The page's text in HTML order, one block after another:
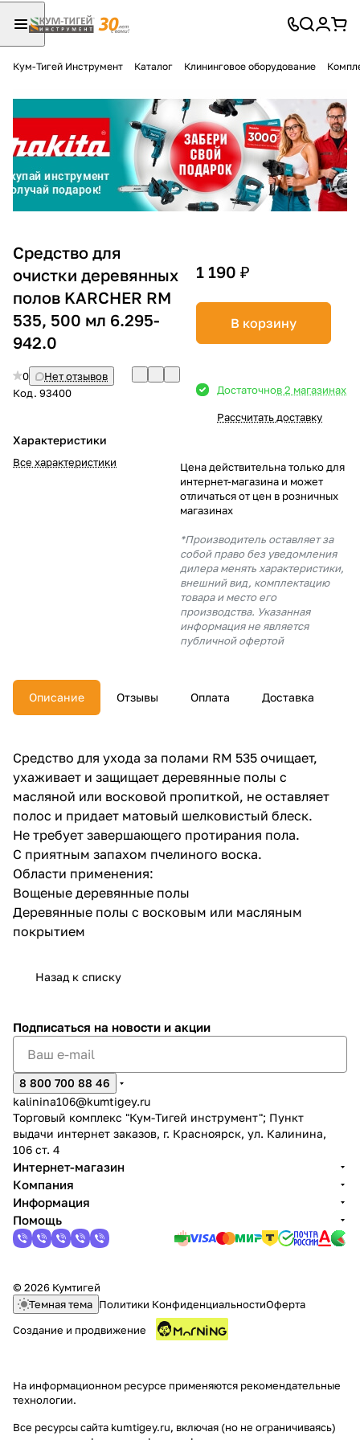
Кум-Тигей Инструмент Каталог Клининговое оборудование
Средство для
очистки деревянных
полов KARCHER RM
535, 500 мл 6.295-
942.0
0
Нет отзывов
Код. 93400
Характеристики
Все характеристики
1 190 ₽
В корзину
Достаточнов 2 магазинах
Рассчитать доставку
Цена действительна только для
интернет-магазина и может
отличаться от цен в розничных
магазинах
*Производитель оставляет за
собой право без уведомления
дилера менять характеристики,
внешний вид, комплектацию
товара и место его
производства. Указанная
информация не является
публичной офертой
Описание Отзывы Оплата Доставка
Средство для ухода за полами RM 535 очищает,
ухаживает и защищает деревянные полы с
масляной или восковой пропиткой, не оставляет
полос и придает матовый шелковистый блеск.
Не требует завершающего протирания пола.
С приятным запахом пчелиного воска.
Области применения:
Вощеные деревянные полы
Деревянные полы с восковым или масляным
покрытием
Назад к списку
Подписаться на новости и акции
8 800 700 88 46
kalinina106@kumtigey.ru
Торговый комплекс "Кум-Тигей инструмент"; Пункт
выдачи интернет заказов, г. Красноярск, ул. Калинина,
106 ст. 4
Интернет-магазин
Компания
Информация
Помощь
© 2026 Кумтигей
Темная тема Политики КонфиденциальностиОферта
Создание и продвижение
На информационном ресурсе применяются рекомендательные
технологии.
Все ресурсы сайта kumtigey.ru, включая (но не ограничиваясь)
Разбейте
оплатуна части
без переплат
График платежей
Сегодня
25%
Добавляйте товары
Оплачивайте сегодня только
% картой любого банка
выбранный способом
% будут
с вашей карты
каждые 2 недели
Подробнее
25
недели
Остались вопросы?
8 800 302-02-51
plait.ru